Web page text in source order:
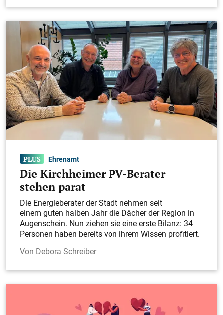
Ehrenamt
Die Kirchheimer PV-Berater
stehen parat
Die Energieberater der Stadt nehmen seit
einem guten halben Jahr die Dächer der Region in
Augenschein. Nun ziehen sie eine erste Bilanz: 34
Personen haben bereits von ihrem Wissen profitiert.
Debora Schreiber